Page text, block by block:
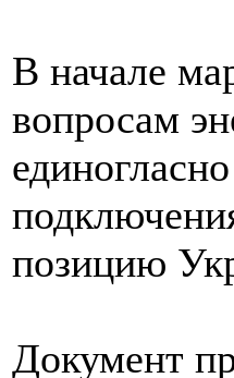
В начале
вопросам
позицию
Документ